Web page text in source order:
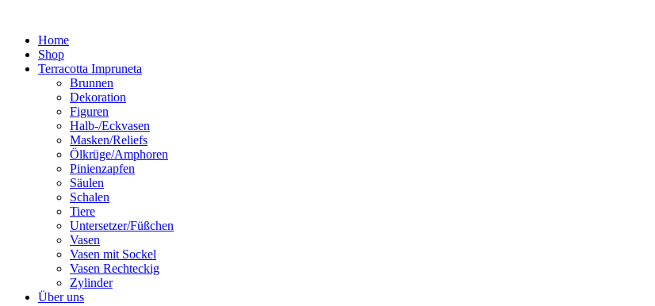
springenHome
Shop
Terracotta Impruneta
Brunnen
Dekoration
Figuren
Halb-/Eckvasen
Masken/Reliefs
Ölkrüge/Amphoren
Pinienzapfen
Säulen
Schalen
Tiere
Untersetzer/Füßchen
Vasen
Vasen mit Sockel
Vasen Rechteckig
Zylinder
Über uns